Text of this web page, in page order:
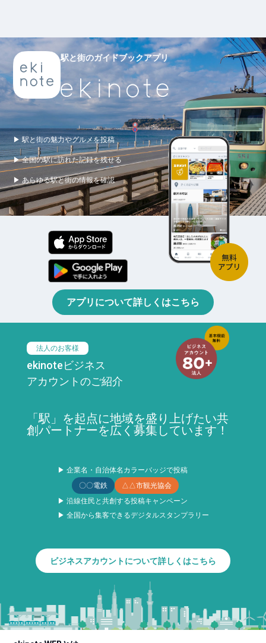
駅と街のガイドブックアプリ
▶ 駅と街の魅力やグルメを投稿
▶ 全国の駅に訪れた記録を残せる
▶ あらゆる駅と街の情報を確認
アプリについて詳しくはこちら
法人のお客様
ekinoteビジネス
アカウントのご紹介
「駅」を起点に地域を盛り上げたい共
創パートナーを広く募集しています！
▶ 企業名・自治体名カラーバッジで投稿
〇〇電鉄
△△市観光協会
▶ 沿線住民と共創する投稿キャンペーン
▶ 全国から集客できるデジタルスタンプラリー
ビジネスアカウントについて詳しくはこちら